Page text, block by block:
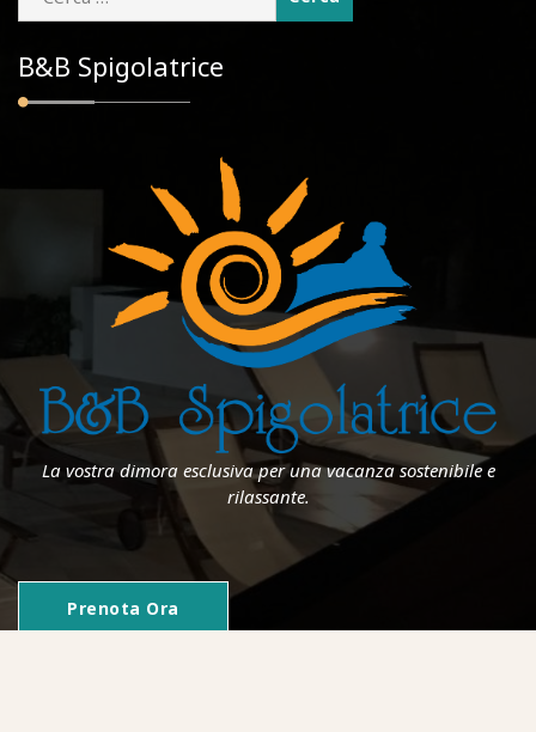
B&B Spigolatrice
La vostra dimora esclusiva per una vacanza sostenibile e
rilassante.
Prenota Ora